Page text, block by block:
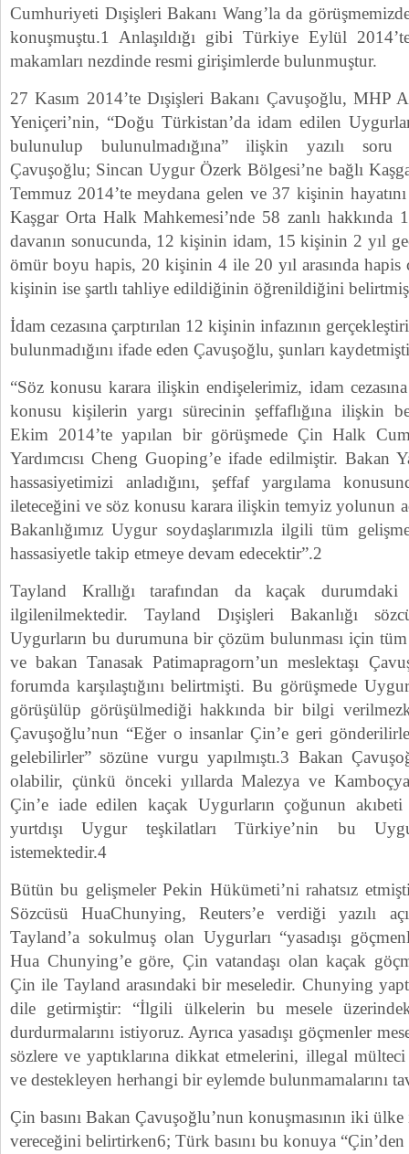
Cumhuriyeti Dışişleri Bakanı Wang’la da
konuşmuştu.1 Anlaşıldığı gibi Türkiye Eylül
makamları nezdinde resmi girişimlerde bulunmuştur.
27 Kasım 2014’te Dışişleri Bakanı Çavuşoğlu, MHP
Yeniçeri’nin, “Doğu Türkistan’da idam edilen
bulunulup bulunulmadığına” ilişkin yazılı soru
Çavuşoğlu; Sincan Uygur Özerk Bölgesi’ne bağlı
Temmuz 2014’te meydana gelen ve 37 kişinin
Kaşgar Orta Halk Mahkemesi’nde 58 zanlı hakkında
davanın sonucunda, 12 kişinin idam, 15 kişinin 2 yıl
ömür boyu hapis, 20 kişinin 4 ile 20 yıl arasında hapis
kişinin ise şartlı tahliye edildiğinin öğrenildiğini
İdam cezasına çarptırılan 12 kişinin infazının
bulunmadığını ifade eden Çavuşoğlu, şunları
“Söz konusu karara ilişkin endişelerimiz, idam
konusu kişilerin yargı sürecinin şeffaflığına ilişkin
Ekim 2014’te yapılan bir görüşmede Çin Halk
Yardımcısı Cheng Guoping’e ifade edilmiştir. Bakan
hassasiyetimizi anladığını, şeffaf yargılama
ileteceğini ve söz konusu karara ilişkin temyiz yolunun
Bakanlığımız Uygur soydaşlarımızla ilgili tüm
hassasiyetle takip etmeye devam edecektir”.2
Tayland Krallığı tarafından da kaçak
ilgilenilmektedir. Tayland Dışişleri Bakanlığı
Uygurların bu durumuna bir çözüm bulunması için
ve bakan Tanasak Patimapragorn’un meslektaşı
forumda karşılaştığını belirtmişti. Bu görüşmede
görüşülüp görüşülmediği hakkında bir bilgi
Çavuşoğlu’nun “Eğer o insanlar Çin’e geri
gelebilirler” sözüne vurgu yapılmıştı.3 Bakan
olabilir, çünkü önceki yıllarda Malezya ve
Çin’e iade edilen kaçak Uygurların çoğunun
yurtdışı Uygur teşkilatları Türkiye’nin bu
istemektedir.4
Bütün bu gelişmeler Pekin Hükümeti’ni rahatsız
Sözcüsü HuaChunying, Reuters’e verdiği yazılı
Tayland’a sokulmuş olan Uygurları “yasadışı
Hua Chunying’e göre, Çin vatandaşı olan kaçak
Çin ile Tayland arasındaki bir meseledir. Chunying
dile getirmiştir: “İlgili ülkelerin bu mesele
durdurmalarını istiyoruz. Ayrıca yasadışı göçmenler
sözlere ve yaptıklarına dikkat etmelerini, illegal
ve destekleyen herhangi bir eylemde bulunmamalarını
Çin basını Bakan Çavuşoğlu’nun konuşmasının iki
vereceğini belirtirken6; Türk basını bu konuya